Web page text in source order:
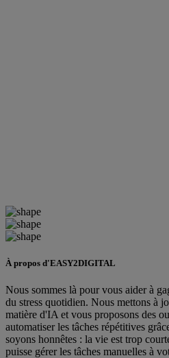
À propos d'EASY2DIGITAL
Nous sommes là pour vous aider à
du stress quotidien. Nous mettons à
matière d'IA et vous proposons des
automatiser les tâches répétitives
soyons honnêtes : la vie est trop
puisse gérer les tâches manuelles à